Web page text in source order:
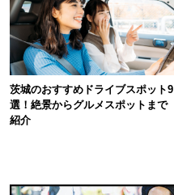
茨城のおすすめドライブスポット9
選！絶景からグルメスポットまで
紹介